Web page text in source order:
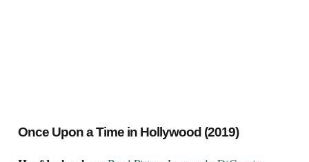
Once Upon a Time in Hollywood (2019)